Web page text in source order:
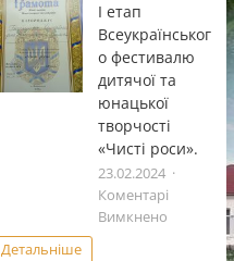
І етап
Всеукраïнськог
о фестивалю
дитячоï та
юнацькоï
творчостi
«Чистi роси».
23.02.2024
Коментарі
Вимкненодо
Детальніше